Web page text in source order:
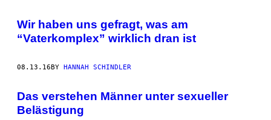
Wir haben uns gefragt, was am
“Vaterkomplex” wirklich dran ist
08.13.16BY HANNAH SCHINDLER
Das verstehen Männer unter sexueller
Belästigung